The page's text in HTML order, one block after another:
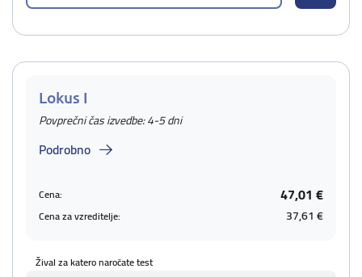
Lokus I
Povprečni čas izvedbe: 4-5 dni
Podrobno
Cena: 47,01 €
Cena za vzreditelje: 37,61 €
Žival za katero naročate test